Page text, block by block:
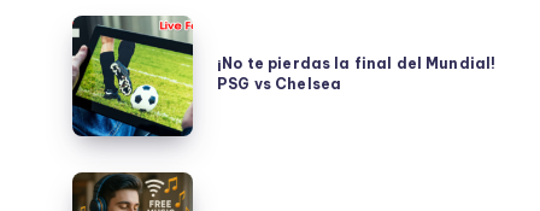
¡No
te
pierdas
la
final
del
¡No te pierdas la final del Mundial!
PSG vs Chelsea
Aplicativo